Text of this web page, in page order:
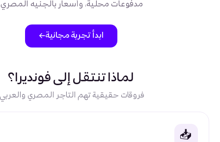
مدفوعات محلية، وأسعار بالجنيه
ابدأ تجربة مجانية←
لماذا تنتقل إلى فونديرا؟
فروقات حقيقية تهم التاجر المصري
📥